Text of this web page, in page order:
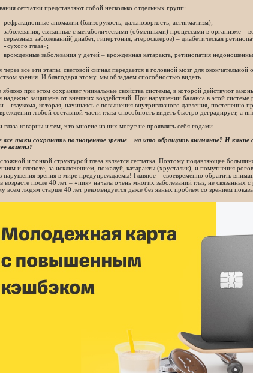
сетчатки представляют собой несколько отдельных групп:
рефракционные аномалии (близорукость, дальнозоркость, астигматизм);
заболевания, связанные с метаболическими (обменными) процессами в организме –
серьезных заболеваний( диабет, гипертония, атеросклероз) – диабетическая
«сухого глаза»;
врожденные заболевания у детей – врожденная катаракта, ретинопатия
все эти этапы, световой сигнал передается в головной мозг для
зрения. И благодаря этому, мы обладаем способностью видеть.
яблоко при этом сохраняет уникальные свойства системы, в которой действуют
надежно защищена от внешних воздействий. При нарушении баланса в этой системе
– глаукома, которая, начинаясь с повышения внутриглазного давления, постепенно
любой составной части глаза способность видеть быстро деградирует, а
глаза коварны и тем, что многие из них могут не проявлять себя годами.
все-таки сохранить полноценное зрение – на что обращать внимание? И
важны?
и тонкой структурой глаза является сетчатка. Поэтому подавляющее
и слепоте, за исключением, пожалуй, катаракты (хрусталик), и помутнения
нарушения зрения в мире предупреждаемы! Главное – своевременно обратить
в возрасте после 40 лет – «пик» начала очень многих заболеваний глаз, не
всем людям старше 40 лет рекомендуется даже без явных проблем со зрением